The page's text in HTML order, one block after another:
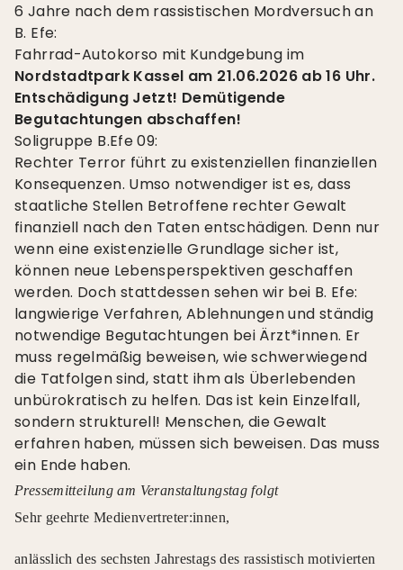
6 Jahre nach dem rassistischen Mordversuch an
B. Efe:
Fahrrad-Autokorso mit Kundgebung im
Nordstadtpark Kassel am 21.06.2026 ab 16 Uhr.
Entschädigung Jetzt! Demütigende
Begutachtungen abschaffen!
Soligruppe B.Efe 09:
Rechter Terror führt zu existenziellen finanziellen
Konsequenzen. Umso notwendiger ist es, dass
staatliche Stellen Betroffene rechter Gewalt
finanziell nach den Taten entschädigen. Denn nur
wenn eine existenzielle Grundlage sicher ist,
können neue Lebensperspektiven geschaffen
werden. Doch stattdessen sehen wir bei B. Efe:
langwierige Verfahren, Ablehnungen und ständig
notwendige Begutachtungen bei Ärzt*innen. Er
muss regelmäßig beweisen, wie schwerwiegend
die Tatfolgen sind, statt ihm als Überlebenden
unbürokratisch zu helfen. Das ist kein Einzelfall,
sondern strukturell! Menschen, die Gewalt
erfahren haben, müssen sich beweisen. Das muss
ein Ende haben.
Pressemitteilung am Veranstaltungstag folgt
Sehr geehrte Medienvertreter:innen,
anlässlich des sechsten Jahrestags des rassistisch motivierten